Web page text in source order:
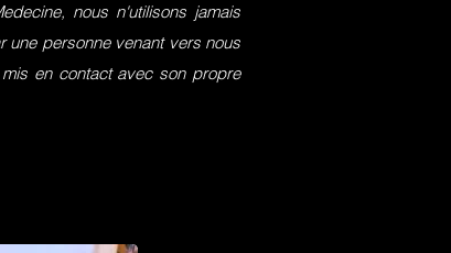
nous n'utilisons jamais
une personne venant vers nous
en contact avec son propre